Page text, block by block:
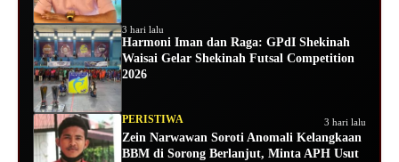
3 hari lalu
Harmoni Iman dan Raga: GPdI Shekinah
Waisai Gelar Shekinah Futsal Competition
2026
PERISTIWA 3 hari lalu
Zein Narwawan Soroti Anomali Kelangkaan
BBM di Sorong Berlanjut, Minta APH Usut